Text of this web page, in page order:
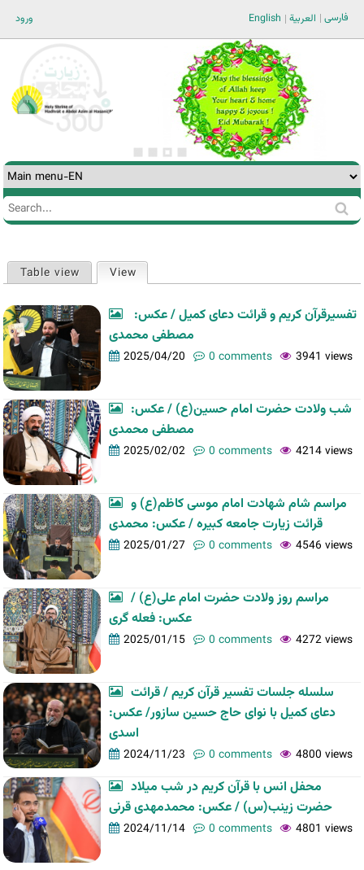
ورود فارسی العربية English
Search
Search
tabs
Table view View
مصطفی محمدی
2025/04/20 0 comments 3941 views
شب ولادت حضرت امام حسین(ع) / عکس:
مصطفی محمدی
2025/02/02 0 comments 4214 views
مراسم شام شهادت امام موسی کاظم(ع) و
قرائت زیارت جامعه کبیره / عکس: محمدی
2025/01/27 0 comments 4546 views
مراسم روز ولادت حضرت امام علی(ع) /
عکس: فعله گری
2025/01/15 0 comments 4272 views
سلسله جلسات تفسیر قرآن کریم / قرائت
دعای کمیل با نوای حاج حسین سازور/ عکس:
اسدی
2024/11/23 0 comments 4800 views
محفل انس با قرآن کریم در شب میلاد
حضرت زینب(س) / عکس: محمدمهدی قرنی
2024/11/14 0 comments 4801 views